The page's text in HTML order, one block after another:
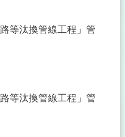
等汰換管線工程」管
等汰換管線工程」管